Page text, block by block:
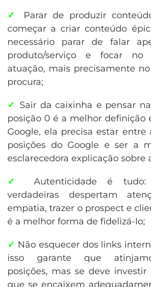
✓
Parar de produzir
começar a criar conteúdo
necessário parar de falar
produto/serviço e focar no
atuação, mais precisamente
procura;
✓ Sair da caixinha e pensar
posição 0 é a melhor definição
Google, ela precisa estar entre
posições do Google e ser a
esclarecedora explicação sobre
✓
Autenticidade é tudo:
verdadeiras despertam
empatia, trazer o prospect e
é a melhor forma de fidelizá-lo;
✓ Não esquecer dos links
isso garante que
posições, mas se deve
que se encaixem